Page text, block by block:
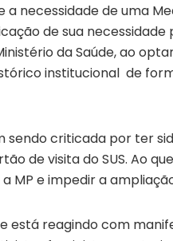
a necessidade de uma
de sua
da Saúde, ao
institucional de
sendo criticada por ter
de visita do SUS. Ao
MP e impedir a
está reagindo com